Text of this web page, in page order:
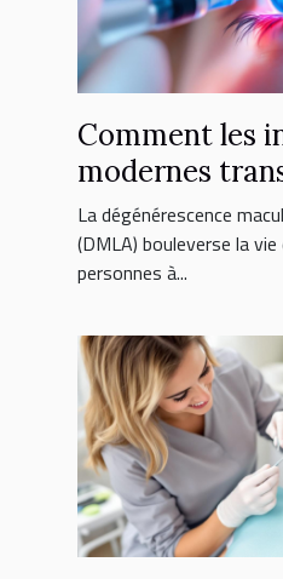
Comment les
modernes
traitement de
La dégénérescence
(DMLA) bouleverse la
personnes à...